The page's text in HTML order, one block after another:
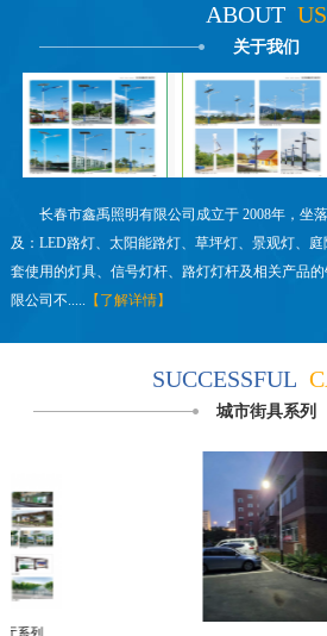
ABOUT US
关于我们
长春市鑫禹照明有限公司成立于 2008年，坐
及：LED路灯、太阳能路灯、草坪灯、景观灯、
套使用的灯具、信号灯杆、路灯灯杆及相关产品
限公司不.....
【了解详情】
SUCCESSFUL
城市街具系列